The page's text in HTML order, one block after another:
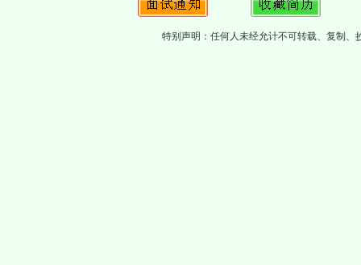
特别声明：任何人未经允计不可转载、复制